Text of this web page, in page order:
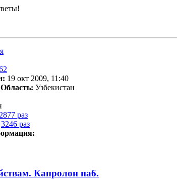
19 окт 2009, 11:40
Узбекистан
2877 раз
3246 раз
Капролон па6.